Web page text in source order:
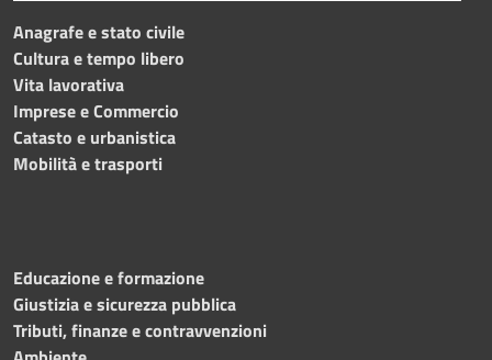
Anagrafe e stato civile
Cultura e tempo libero
Vita lavorativa
Imprese e Commercio
Catasto e urbanistica
Mobilità e trasporti
Educazione e formazione
Giustizia e sicurezza pubblica
Tributi, finanze e contravvenzioni